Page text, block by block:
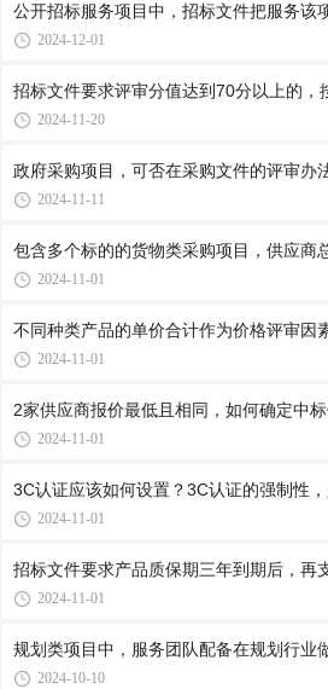
公开招标服务项目中，招标文件把服务该
2024-12-01
招标文件要求评审分值达到70分以上的，
2024-11-20
政府采购项目，可否在采购文件的评审办
2024-11-11
包含多个标的的货物类采购项目，供应商
2024-11-01
不同种类产品的单价合计作为价格评审因
2024-11-01
2家供应商报价最低且相同，如何确定中
2024-11-01
3C认证应该如何设置？3C认证的强制性
2024-11-01
招标文件要求产品质保期三年到期后，再
2024-11-01
规划类项目中，服务团队配备在规划行业
2024-10-10